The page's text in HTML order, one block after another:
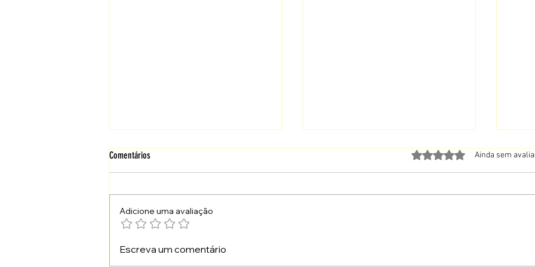
Comentários Avaliado com 0 de 5
Ainda sem
Adicione uma avaliação
Escreva um comentário